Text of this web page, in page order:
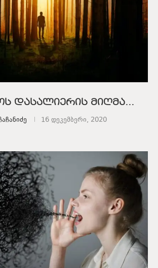
დასალიერის მიღმა…
16 დეკემბერი, 2020